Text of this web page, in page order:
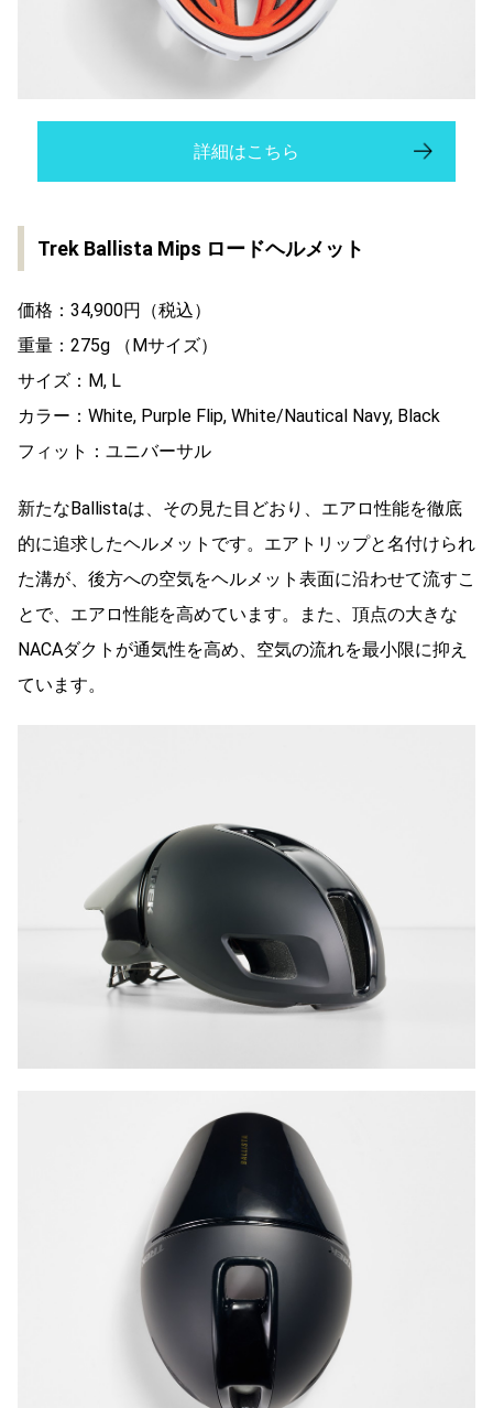
詳細はこちら
Trek Ballista Mips ロードヘルメット
価格：34,900円（税込）
重量：275g （Mサイズ）
サイズ：M, L
カラー：White, Purple Flip, White/Nautical Navy, Black
フィット：ユニバーサル
新たなBallistaは、その見た目どおり、エアロ性能を徹底
的に追求したヘルメットです。エアトリップと名付けられ
た溝が、後方への空気をヘルメット表面に沿わせて流すこ
とで、エアロ性能を高めています。また、頂点の大きな
NACAダクトが通気性を高め、空気の流れを最小限に抑え
ています。